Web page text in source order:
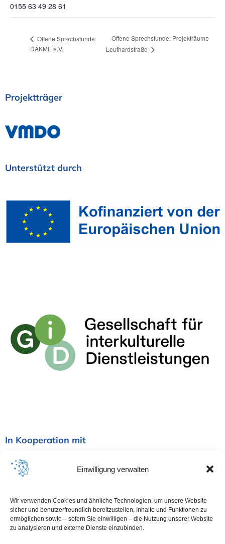
Einwilligung verwalten
Wir verwenden Cookies und ähnliche Technologien, um unsere Website
sicher und benutzerfreundlich bereitzustellen, Inhalte und Funktionen zu
ermöglichen sowie – sofern Sie einwilligen – die Nutzung unserer Website
zu analysieren und externe Dienste einzubinden.
0155 63 49 28 61
Offene Sprechstunde:
DAKME e.V.
Offene Sprechstunde: Projekträume
Leuthardstraße
Projektträger
Unterstützt durch
In Kooperation mit